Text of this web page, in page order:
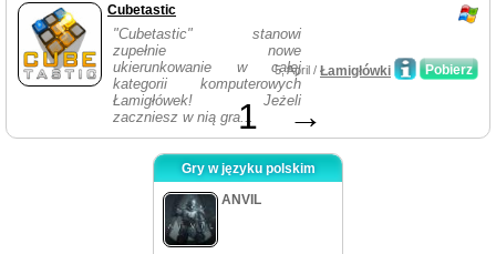
Cubetastic
"Cubetastic" stanowi
zupełnie nowe
ukierunkowanie w całej
kategorii komputerowych
Łamigłówek! Jeżeli
zaczniesz w nią gra...
Pobierz
5, April / Łamigłówki
1 →
Gry w języku polskim
ANVIL